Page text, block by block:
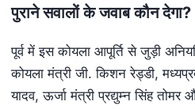
पुराने सवालों के जवाब कौन देगा?
पूर्व में इस कोयला आपूर्ति से जुड़ी
कोयला मंत्री जी. किशन रेड्डी,
यादव, ऊर्जा मंत्री प्रद्युम्न सिंह